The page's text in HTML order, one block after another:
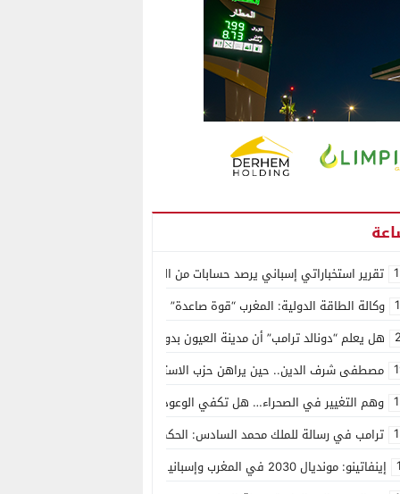
تقرير استخباراتي إسباني يرصد حسابات من الجزائر وأرقاما بـ”213+” ضمن حملة رقمية منظمة حرّضت على اقتحام سبتة
وكالة الطاقة الدولية: المغرب “قوة صاعدة” في سوق المعادن الاستراتيجية
هل يعلم “دونالد ترامب” أن مدينة العيون بدون ماء؟
مصطفى شرف الدين.. حين يراهن حزب الاستقلال على الكفاءة ويمنح الشباب
وهم التغيير في الصحراء… هل تكفي الوعود الفارغة لصناعة الواقع؟
ترامب في رسالة للملك محمد السادس: الحكم الذاتي هو الأساس الوحيد لحل
إينفاتينو: مونديال 2030 في المغرب وإسبانيا والبرتغال سيكون “الأجمل في التاريخ”